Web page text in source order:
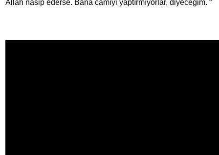
Allah nasip ederse. Bana camiyi yaptırmıyorlar, diyeceğim. “